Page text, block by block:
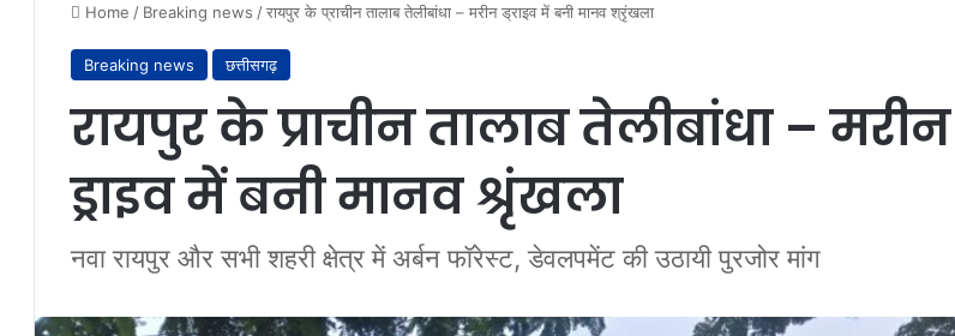
Home / Breaking news / रायपुर के प्राचीन तालाब तेलीबांधा – मरीन ड्राइव में बनी मानव श्रृंखला
Breaking news छत्तीसगढ़
रायपुर के प्राचीन तालाब तेलीबांधा – मरीन
ड्राइव में बनी मानव श्रृंखला
नवा रायपुर और सभी शहरी क्षेत्र में अर्बन फॉरेस्ट, डेवलपमेंट की उठायी पुरजोर मांग